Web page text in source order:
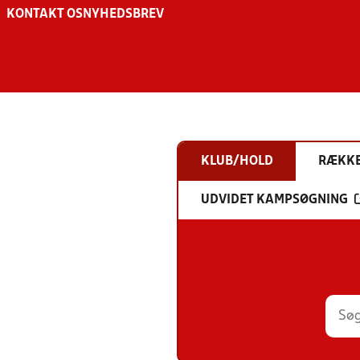
KONTAKT OS NYHEDSBREV
KLUB/HOLD
UDVIDET KAMPSØGNING